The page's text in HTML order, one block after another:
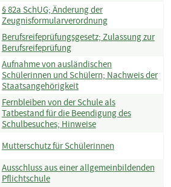
§ 82a SchUG; Änderung der
Zeugnisformularverordnung
Berufsreifeprüfungsgesetz; Zulassung zur
Berufsreifeprüfung
Aufnahme von ausländischen
Schülerinnen und Schülern; Nachweis der
Staatsangehörigkeit
Fernbleiben von der Schule als
Tatbestand für die Beendigung des
Schulbesuches; Hinweise
Mutterschutz für Schülerinnen
Ausschluss aus einer allgemeinbildenden
Pflichtschule